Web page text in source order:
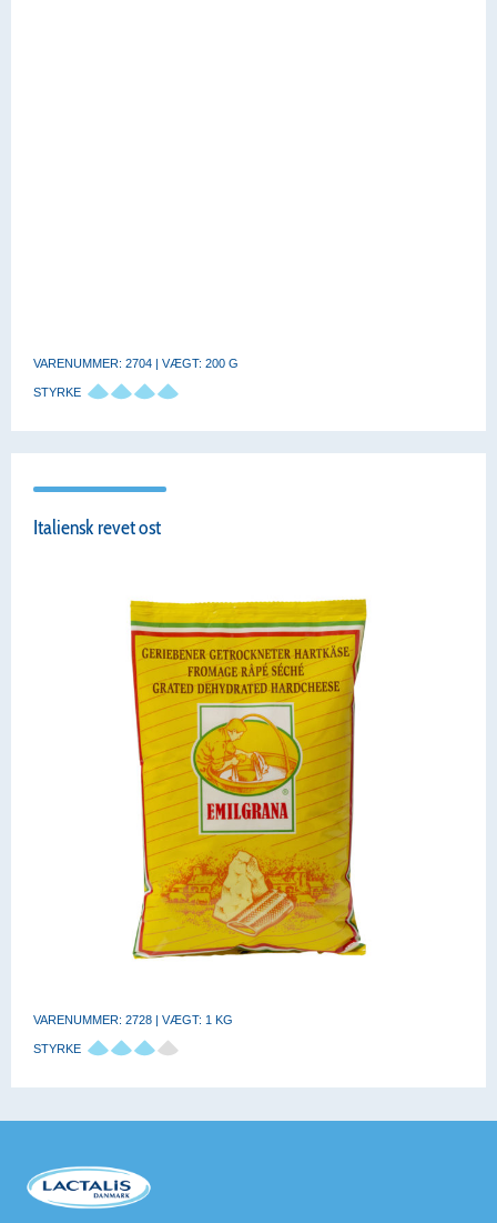
VARENUMMER: 2704 | VÆGT: 200 G
STYRKE
Italiensk revet ost
VARENUMMER: 2728 | VÆGT: 1 KG
STYRKE